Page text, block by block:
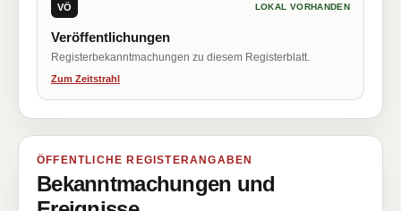
VÖ LOKAL VORHANDEN
Veröffentlichungen
Registerbekanntmachungen zu diesem Registerblatt.
Zum Zeitstrahl
ÖFFENTLICHE REGISTERANGABEN
Bekanntmachungen und